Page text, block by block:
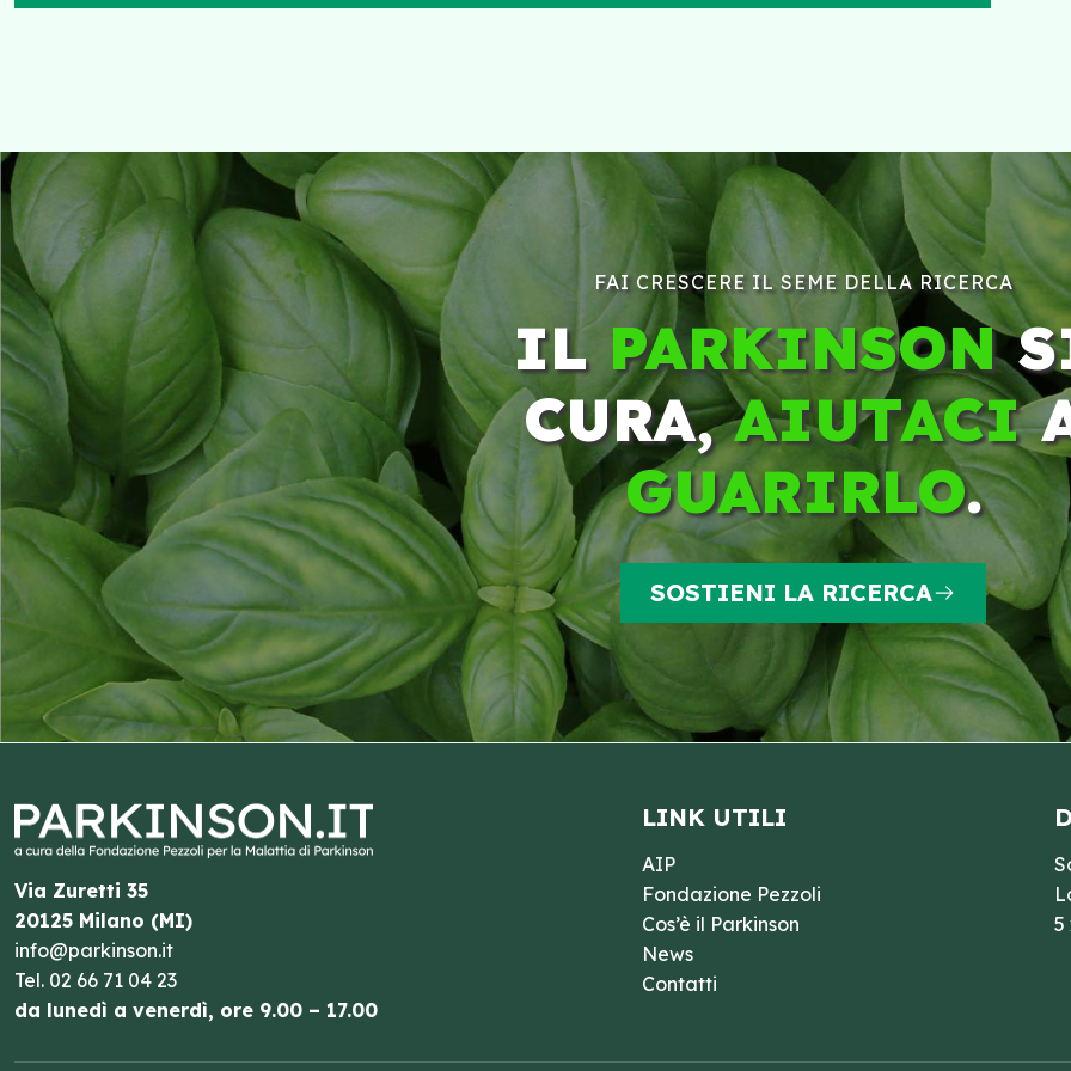
FAI CRESCERE IL SEME DELLA RICERCA
ILPARKINSON
CURA,AIUTACI
GUARIRLO.
SOSTIENI LA RICERCA
Via Zuretti 35
20125 Milano (MI)
info@parkinson.it
Tel. 02 66 71 04 23
da lunedì a venerdì, ore 9.00 – 17.00
LINK UTILI
AIP
Fondazione Pezzoli
Cos’è il Parkinson
News
Contatti
5